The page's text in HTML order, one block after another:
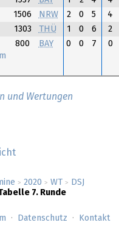
> 2020 > WT >
DSJ
7. Runde
1506 NRW 2 0 5
4
1303 THÜ 1 0 6
2
800 BAY 0 0 7 0
und Wertungen
Datenschutz Kontakt